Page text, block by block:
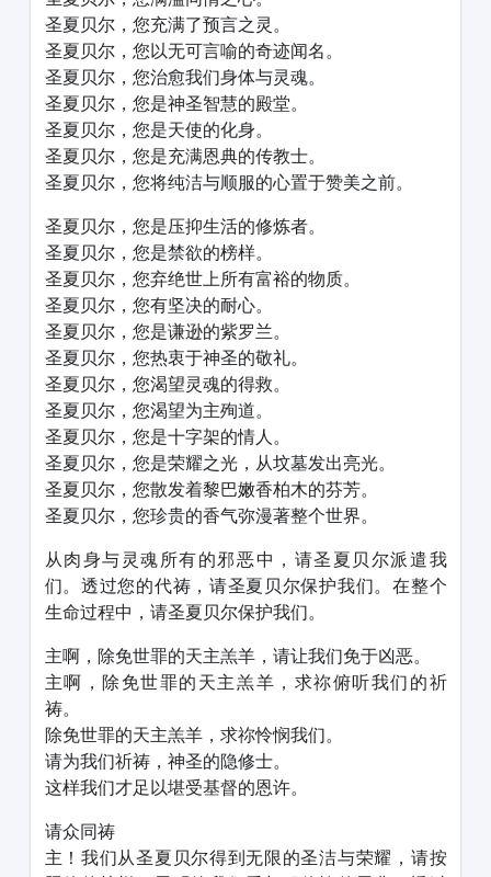
圣夏贝尔，您充满了预言之灵。
圣夏贝尔，您以无可言喻的奇迹闻名。
圣夏贝尔，您治愈我们身体与灵魂。
圣夏贝尔，您是神圣智慧的殿堂。
圣夏贝尔，您是天使的化身。
圣夏贝尔，您是充满恩典的传教士。
圣夏贝尔，您将纯洁与顺服的心置于赞美之前。
圣夏贝尔，您是压抑生活的修炼者。
圣夏贝尔，您是禁欲的榜样。
圣夏贝尔，您弃绝世上所有富裕的物质。
圣夏贝尔，您有坚决的耐心。
圣夏贝尔，您是谦逊的紫罗兰。
圣夏贝尔，您热衷于神圣的敬礼。
圣夏贝尔，您渴望灵魂的得救。
圣夏贝尔，您渴望为主殉道。
圣夏贝尔，您是十字架的情人。
圣夏贝尔，您是荣耀之光，从坟墓发出亮光。
圣夏贝尔，您散发着黎巴嫩香柏木的芬芳。
圣夏贝尔，您珍贵的香气弥漫著整个世界。
从肉身与灵魂所有的邪恶中，请圣夏贝尔派遣我
们。透过您的代祷，请圣夏贝尔保护我们。在整个
生命过程中，请圣夏贝尔保护我们。
主啊，除免世罪的天主羔羊，请让我们免于凶恶。
主啊，除免世罪的天主羔羊，求祢俯听我们的祈
祷。
除免世罪的天主羔羊，求祢怜悯我们。
请为我们祈祷，神圣的隐修士。
这样我们才足以堪受基督的恩许。
请众同祷
主！我们从圣夏贝尔得到无限的圣洁与荣耀，请按